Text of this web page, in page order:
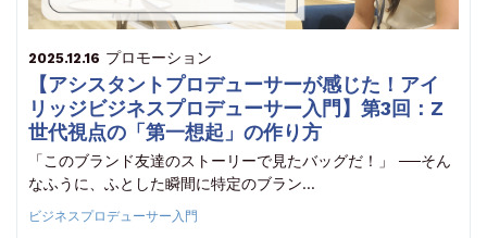
2025.12.16 プロモーション
【アシスタントプロデューサーが感じた！アイ
リッジビジネスプロデューサー入門】第3回：Z
世代視点の「第一想起」の作り方
「このブランド友達のストーリーで見たバッグだ！」 ──そん
なふうに、ふとした瞬間に特定のブラン…
ビジネスプロデューサー入門